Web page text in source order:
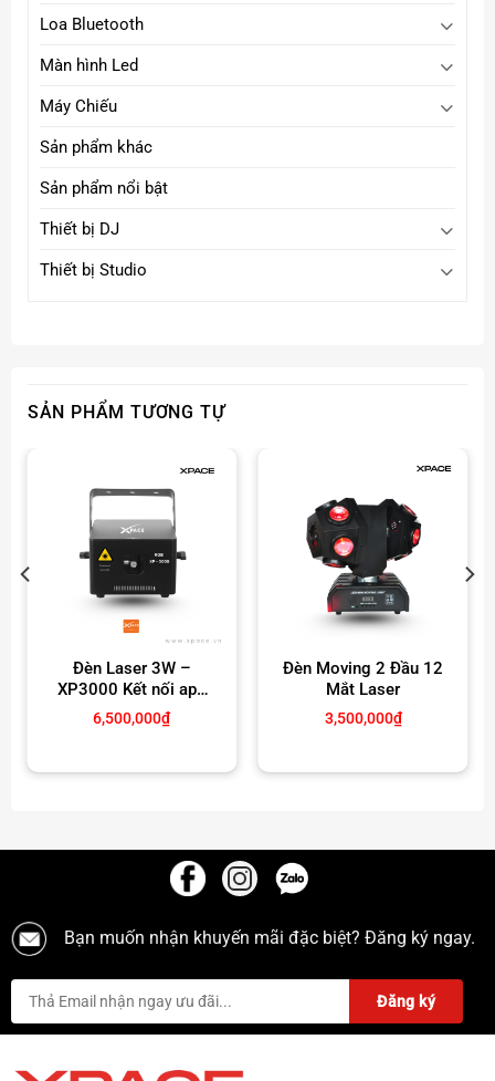
Loa Bluetooth
Màn hình Led
Máy Chiếu
Sản phẩm khác
Sản phẩm nổi bật
Thiết bị DJ
Thiết bị Studio
SẢN PHẨM TƯƠNG TỰ
Đèn Laser 3W –
XP3000 Kết nối app
Bluetooth điện thoại
6,500,000₫
Đèn Moving 2 Đầu 12
Mắt Laser
3,500,000₫
Bạn muốn nhận khuyến mãi đặc biệt? Đăng ký ngay.